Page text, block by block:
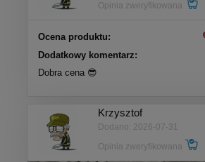
Opinia zweryfikowana
Ocena produktu:
Dodatkowy komentarz:
Dobra cena 😎
Krzysztof
Dodano: 2026-07-31
Opinia zweryfikowana